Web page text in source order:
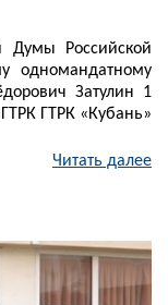
Думы Российской
одномандатному
Затулин 1
ГТРК «Кубань»
Читать далее